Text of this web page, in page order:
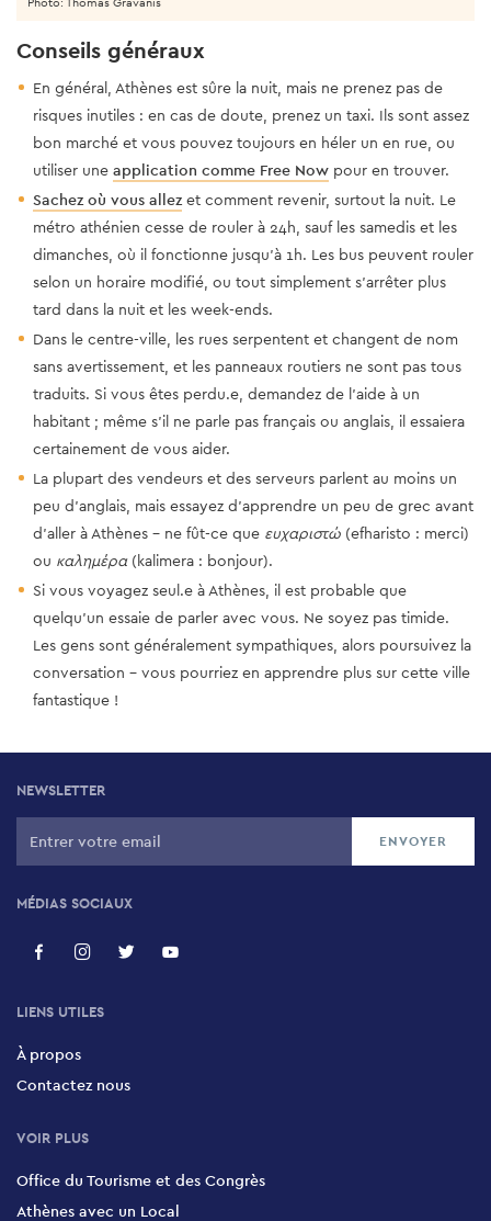
Conseils généraux
En général, Athènes est sûre la nuit, mais ne prenez pas de
risques inutiles : en cas de doute, prenez un taxi. Ils sont assez
bon marché et vous pouvez toujours en héler un en rue, ou
utiliser une application comme Free Now pour en trouver.
Sachez où vous allezet comment revenir, surtout la nuit. Le
métro athénien cesse de rouler à 24h, sauf les samedis et les
dimanches, où il fonctionne jusqu’à 1h. Les bus peuvent rouler
selon un horaire modifié, ou tout simplement s’arrêter plus
tard dans la nuit et les week-ends.
Dans le centre-ville, les rues serpentent et changent de nom
sans avertissement, et les panneaux routiers ne sont pas tous
traduits. Si vous êtes perdu.e, demandez de l’aide à un
habitant ; même s’il ne parle pas français ou anglais, il essaiera
certainement de vous aider.
La plupart des vendeurs et des serveurs parlent au moins un
peu d’anglais, mais essayez d’apprendre un peu de grec avant
d’aller à Athènes – ne fût-ce que ευχαριστώ (efharisto : merci)
ou καλημέρα (kalimera : bonjour).
Si vous voyagez seul.e à Athènes, il est probable que
quelqu’un essaie de parler avec vous. Ne soyez pas timide.
Les gens sont généralement sympathiques, alors poursuivez la
conversation – vous pourriez en apprendre plus sur cette ville
fantastique !
NEWSLETTER
MÉDIAS SOCIAUX
LIENS UTILES
À propos
Contactez nous
VOIR PLUS
Office du Tourisme et des Congrès
Athènes avec un Local